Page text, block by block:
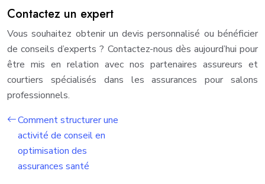
Contactez un expert
Vous souhaitez obtenir un devis personnalisé ou bénéficier
de conseils d’experts ? Contactez-nous dès aujourd’hui pour
être mis en relation avec nos partenaires assureurs et
courtiers spécialisés dans les assurances pour salons
professionnels.
Comment structurer une
activité de conseil en
optimisation des
assurances santé